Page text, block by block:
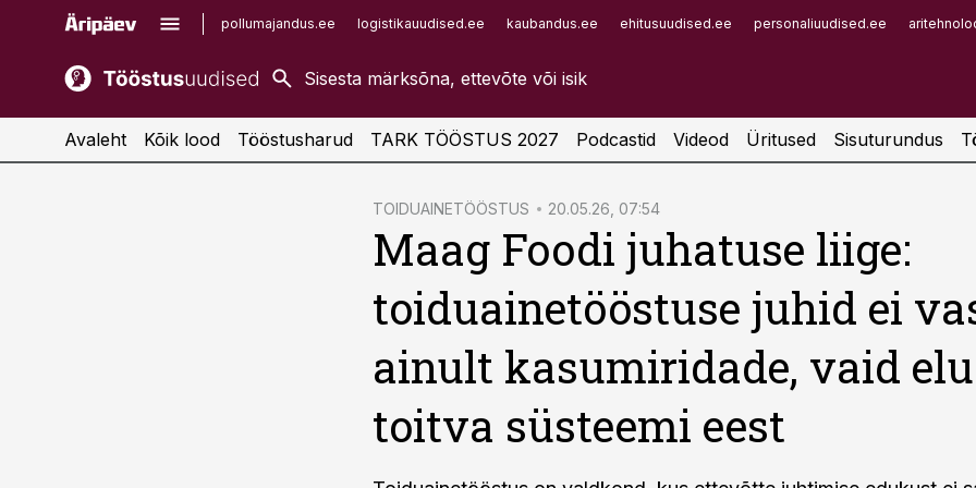
pollumajandus.ee logistikauudised.ee kaubandus.ee ehitusuudised.ee personaliuudised.ee
kaubandus.ee
kinnisvarauudised.ee
imelineajalugu.ee
Infopank
Avaleht Kõik lood Tööstusharud TARK TÖÖSTUS 2027 Podcastid Videod Üritused Sisuturundus
TOIDUAINETÖÖSTUS 20.05.26, 07:54
Maag Foodi juhatuse liige:
toiduainetööstuse juhid ei
ainult kasumiridade, vaid elu
toitva süsteemi eest